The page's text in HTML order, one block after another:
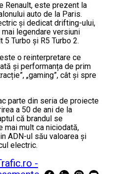
Renault, este prezent la
auto de la Paris.
și dedicat drifting-ului,
legendare versiuni
Turbo și R5 Turbo 2.
o reinterpretare ce
și performanța de prim
„gaming”, cât și spre
parte din seria de proiecte
a 50 de ani de la
că brandul se
mai mult ca niciodată,
ADN-ul său valoarea și
electric.